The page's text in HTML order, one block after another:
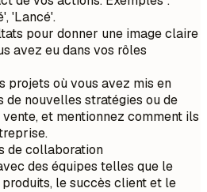
'Lancé'.
pour donner une image claire
avez eu dans vos rôles
projets où vous avez mis en
nouvelles stratégies ou de
et mentionnez comment ils
de collaboration
des équipes telles que le
le succès client et le